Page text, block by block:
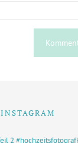
INSTAGRAM